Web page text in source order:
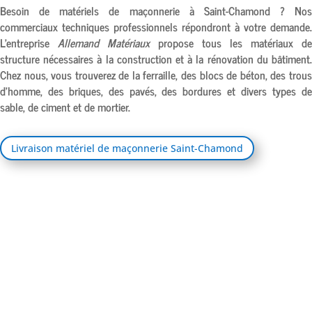
Besoin de matériels de maçonnerie à Saint-Chamond? Nos
commerciaux techniques professionnels répondront à votre demande.
L’entreprise Allemand Matériauxpropose tous les matériaux de
structure nécessaires à la construction et à la rénovation du bâtiment.
Chez nous, vous trouverez de la ferraille, des blocs de béton, des trous
d’homme, des briques, des pavés, des bordures et divers types de
sable, de ciment et de mortier.
Livraison matériel de maçonnerie Saint-Chamond